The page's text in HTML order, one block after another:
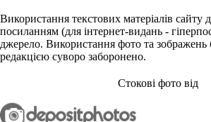
Використання текстових матеріалів сайту
посиланням (для інтернет-видань -
джерело. Використання фото та зображень
редакцією суворо заборонено.
Стокові фото від